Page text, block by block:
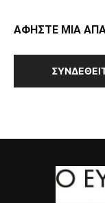
ΑΦΗΣΤΕ ΜΙΑ